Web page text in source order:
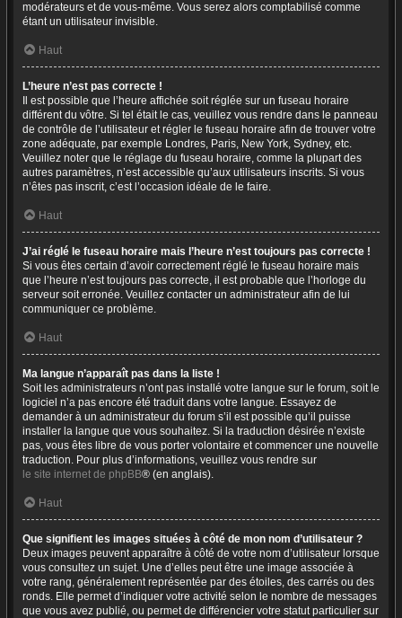
modérateurs et de vous-même. Vous serez alors comptabilisé comme
étant un utilisateur invisible.
Haut
L’heure n’est pas correcte !
Il est possible que l’heure affichée soit réglée sur un fuseau horaire
différent du vôtre. Si tel était le cas, veuillez vous rendre dans le panneau
de contrôle de l’utilisateur et régler le fuseau horaire afin de trouver votre
zone adéquate, par exemple Londres, Paris, New York, Sydney, etc.
Veuillez noter que le réglage du fuseau horaire, comme la plupart des
autres paramètres, n’est accessible qu’aux utilisateurs inscrits. Si vous
n’êtes pas inscrit, c’est l’occasion idéale de le faire.
Haut
J’ai réglé le fuseau horaire mais l’heure n’est toujours pas correcte !
Si vous êtes certain d’avoir correctement réglé le fuseau horaire mais
que l’heure n’est toujours pas correcte, il est probable que l’horloge du
serveur soit erronée. Veuillez contacter un administrateur afin de lui
communiquer ce problème.
Haut
Ma langue n’apparaît pas dans la liste !
Soit les administrateurs n’ont pas installé votre langue sur le forum, soit le
logiciel n’a pas encore été traduit dans votre langue. Essayez de
demander à un administrateur du forum s’il est possible qu’il puisse
installer la langue que vous souhaitez. Si la traduction désirée n’existe
pas, vous êtes libre de vous porter volontaire et commencer une nouvelle
traduction. Pour plus d’informations, veuillez vous rendre sur
le site internet de phpBB® (en anglais).
Haut
Que signifient les images situées à côté de mon nom d’utilisateur ?
Deux images peuvent apparaître à côté de votre nom d’utilisateur lorsque
vous consultez un sujet. Une d’elles peut être une image associée à
votre rang, généralement représentée par des étoiles, des carrés ou des
ronds. Elle permet d’indiquer votre activité selon le nombre de messages
que vous avez publié, ou permet de différencier votre statut particulier sur